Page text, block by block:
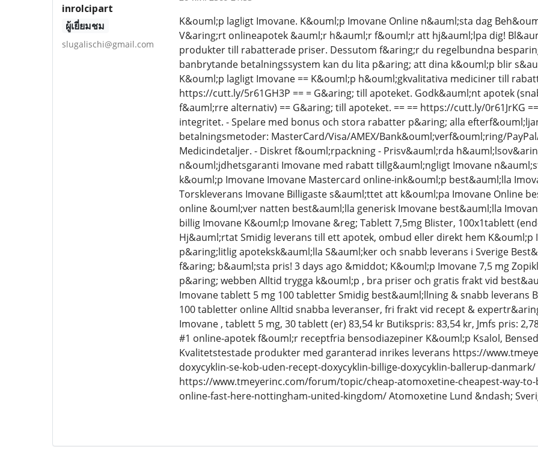
inrolcipart
ผู้เยี่ยมชม
slugalischi@gmail.com
K&ouml;p lagligt Imovane. K&ouml;p Imovane Online n&auml;sta dag
V&aring;rt onlineapotek &auml;r h&auml;r f&ouml;r att hj&auml;lpa dig!
produkter till rabatterade priser. Dessutom f&aring;r du regelbundna
banbrytande betalningssystem kan du lita p&aring; att dina k&ouml;p blir
K&ouml;p lagligt Imovane == K&ouml;p h&ouml;gkvalitativa mediciner till
https://cutt.ly/5r61GH3P == = G&aring; till apoteket. Godk&auml;nt apotek
f&auml;rre alternativ) == G&aring; till apoteket. == == https://cutt.ly/0r61JrKG
integritet. - Spelare med bonus och stora rabatter p&aring; alla
betalningsmetoder: MasterCard/Visa/AMEX/Bank&ouml;verf&ouml;ring/
Medicindetaljer. - Diskret f&ouml;rpackning - Prisv&auml;rda
n&ouml;jdhetsgaranti Imovane med rabatt tillg&auml;ngligt Imovane
k&ouml;p Imovane Imovane Mastercard online-ink&ouml;p best&auml;lla
Torskleverans Imovane Billigaste s&auml;ttet att k&ouml;pa Imovane Online
online &ouml;ver natten best&auml;lla generisk Imovane best&auml;lla
billig Imovane K&ouml;p Imovane &reg; Tablett 7,5mg Blister, 100x1tablett
Hj&auml;rtat Smidig leverans till ett apotek, ombud eller direkt hem
p&aring;litlig apoteksk&auml;lla S&auml;ker och snabb leverans i Sverige
f&aring; b&auml;sta pris! 3 days ago &middot; K&ouml;p Imovane 7,5 mg
p&aring; webben Alltid trygga k&ouml;p , bra priser och gratis frakt vid
Imovane tablett 5 mg 100 tabletter Smidig best&auml;llning & snabb leverans
100 tabletter online Alltid snabba leveranser, fri frakt vid recept &
Imovane , tablett 5 mg, 30 tablett (er) 83,54 kr Butikspris: 83,54 kr, Jmfs pris:
#1 online-apotek f&ouml;r receptfria bensodiazepiner K&ouml;p Ksalol,
Kvalitetstestade produkter med garanterad inrikes leverans https://
doxycyklin-se-kob-uden-recept-doxycyklin-billige-doxycyklin-ballerup-danmark/
https://www.tmeyerinc.com/forum/topic/cheap-atomoxetine-cheapest-way-
online-fast-here-nottingham-united-kingdom/ Atomoxetine Lund &ndash;